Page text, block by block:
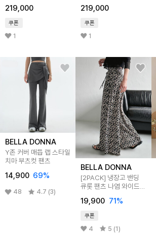
219,000
쿠폰
1
219,000
쿠폰
1
BELLA DONNA
Y존 커버 매듭 랩 스타일
치마 부츠컷 팬츠
14,900 69%
48 4.7 (3)
BELLA DONNA
[2PACK] 냉장고 밴딩
큐롯 팬츠 나염 와이드
19,900 71%
쿠폰
4 5 (1)